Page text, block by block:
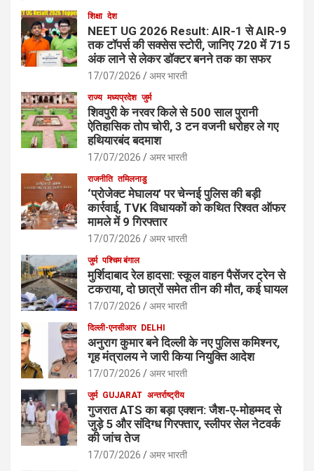
शिक्षा देश
NEET UG 2026 Result: AIR-1 से AIR-9
तक टॉपर्स की सक्सेस स्टोरी, जानिए 720 में 715
अंक लाने से लेकर डॉक्टर बनने तक का सफर
17/07/2026 अमर भारती
राज्य मध्यप्रदेश जुर्म
शिवपुरी के नरवर किले से 500 साल पुरानी
ऐतिहासिक तोप चोरी, 3 टन वजनी धरोहर ले गए
हथियारबंद बदमाश
17/07/2026 अमर भारती
राजनीति तमिलनाडु
‘प्रोजेक्ट मेघालय’ पर चेन्नई पुलिस की बड़ी
कार्रवाई, TVK विधायकों को कथित रिश्वत ऑफर
मामले में 9 गिरफ्तार
17/07/2026 अमर भारती
जुर्म पश्चिम बंगाल
मुर्शिदाबाद रेल हादसा: स्कूल वाहन पैसेंजर ट्रेन से
टकराया, दो छात्रों समेत तीन की मौत, कई घायल
17/07/2026 अमर भारती
दिल्ली-एनसीआर DELHI
अनुराग कुमार बने दिल्ली के नए पुलिस कमिश्नर,
गृह मंत्रालय ने जारी किया नियुक्ति आदेश
17/07/2026 अमर भारती
जुर्म GUJARAT अन्तर्राष्ट्रीय
गुजरात ATS का बड़ा एक्शन: जैश-ए-मोहम्मद से
जुड़े 5 और संदिग्ध गिरफ्तार, स्लीपर सेल नेटवर्क
की जांच तेज
17/07/2026 अमर भारती